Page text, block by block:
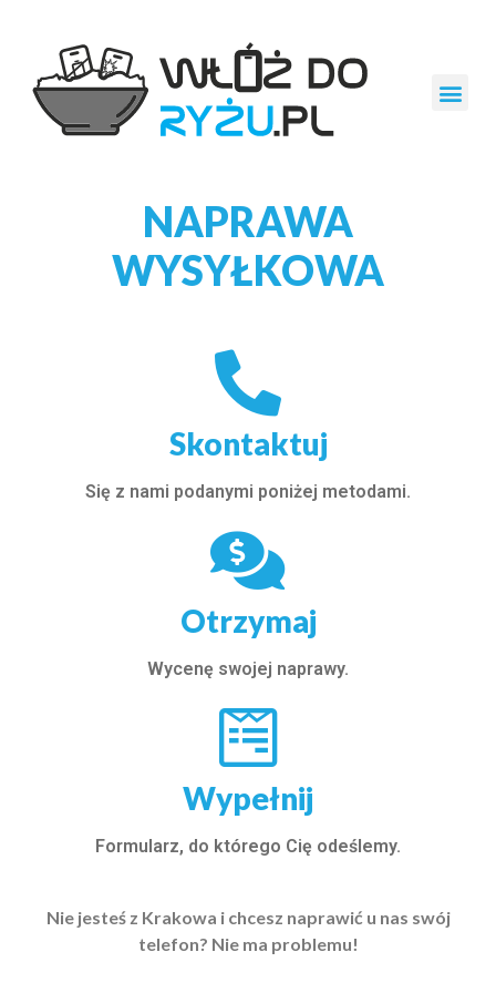
NAPRAWA
WYSYŁKOWA
Skontaktuj
Się z nami podanymi poniżej metodami.
Otrzymaj
Wycenę swojej naprawy.
Wypełnij
Formularz, do którego Cię odeślemy.
Nie jesteś z Krakowa i chcesz naprawić u nas swój
telefon? Nie ma problemu!